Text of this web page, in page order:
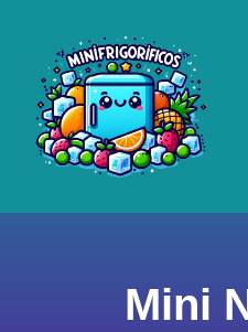
contenido
Mini